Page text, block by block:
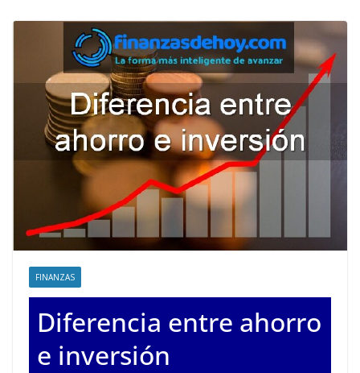
FINANZAS
Diferencia entre ahorro
e inversión